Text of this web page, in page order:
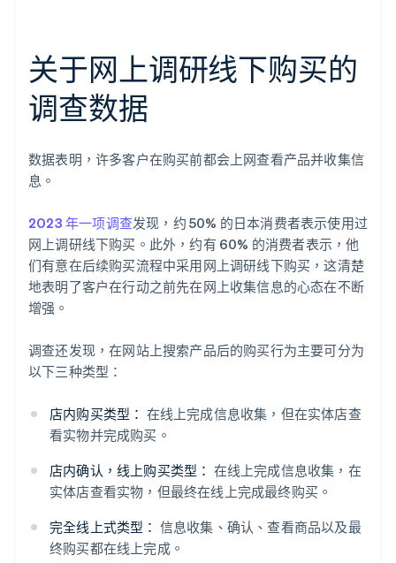
关于网上调研线下购买的
调查数据
数据表明，许多客户在购买前都会上网查看产品并收集信
息。
2023 年一项调查发现，约 50% 的日本消费者表示使用过
网上调研线下购买。此外，约有 60% 的消费者表示，他
们有意在后续购买流程中采用网上调研线下购买，这清楚
地表明了客户在行动之前先在网上收集信息的心态在不断
增强。
调查还发现，在网站上搜索产品后的购买行为主要可分为
以下三种类型：
店内购买类型： 在线上完成信息收集，但在实体店查
看实物并完成购买。
店内确认，线上购买类型： 在线上完成信息收集，在
实体店查看实物，但最终在线上完成最终购买。
完全线上式类型： 信息收集、确认、查看商品以及最
终购买都在线上完成。